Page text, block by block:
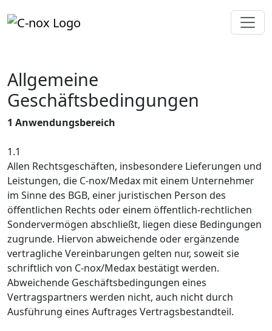
Allgemeine
Geschäftsbedingungen
1 Anwendungsbereich
1.1
Allen Rechtsgeschäften, insbesondere Lieferungen und
Leistungen, die C-nox/Medax mit einem Unternehmer
im Sinne des BGB, einer juristischen Person des
öffentlichen Rechts oder einem öffentlich-rechtlichen
Sondervermögen abschließt, liegen diese Bedingungen
zugrunde. Hiervon abweichende oder ergänzende
vertragliche Vereinbarungen gelten nur, soweit sie
schriftlich von C-nox/Medax bestätigt werden.
Abweichende Geschäftsbedingungen eines
Vertragspartners werden nicht, auch nicht durch
Ausführung eines Auftrages Vertragsbestandteil.